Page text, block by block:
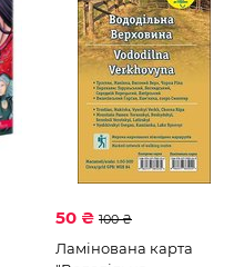
50 ₴ 100 ₴
Ламінована карта